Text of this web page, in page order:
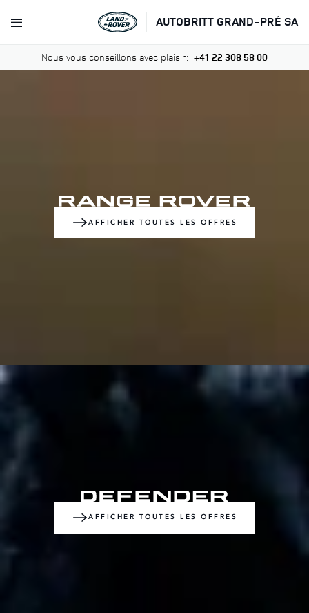
AUTOBRITT GRAND-PRÉ SA
Nous vous conseillons avec plaisir: +41 22 308 58 00
AFFICHER TOUTES LES OFFRES
AFFICHER TOUTES LES OFFRES